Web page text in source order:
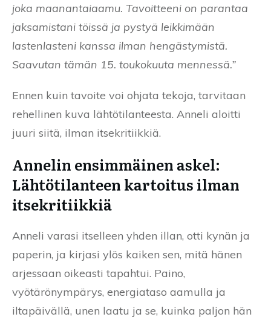
joka maanantaiaamu. Tavoitteeni on parantaa
jaksamistani töissä ja pystyä leikkimään
lastenlasteni kanssa ilman hengästymistä.
Saavutan tämän 15. toukokuuta mennessä.”
Ennen kuin tavoite voi ohjata tekoja, tarvitaan
rehellinen kuva lähtötilanteesta. Anneli aloitti
juuri siitä, ilman itsekritiikkiä.
Annelin ensimmäinen askel:
Lähtötilanteen kartoitus ilman
itsekritiikkiä
Anneli varasi itselleen yhden illan, otti kynän ja
paperin, ja kirjasi ylös kaiken sen, mitä hänen
arjessaan oikeasti tapahtui. Paino,
vyötärönympärys, energiataso aamulla ja
iltapäivällä, unen laatu ja se, kuinka paljon hän